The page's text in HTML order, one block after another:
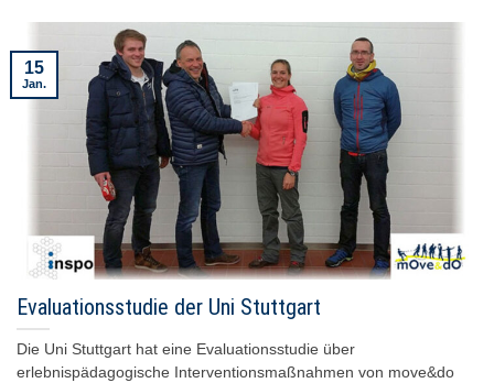
Evaluationsstudie der Uni Stuttgart
Die Uni Stuttgart hat eine Evaluationsstudie über
erlebnispädagogische Interventionsmaßnahmen von move&do
15
Jan.